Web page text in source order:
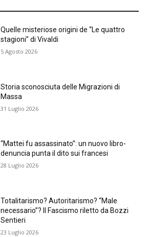
Quelle misteriose origini de “Le quattro
stagioni” di Vivaldi
5 Agosto 2026
Storia sconosciuta delle Migrazioni di
Massa
31 Luglio 2026
“Mattei fu assassinato”: un nuovo libro-
denuncia punta il dito sui francesi
28 Luglio 2026
Totalitarismo? Autoritarismo? “Male
necessario”? Il Fascismo riletto da Bozzi
Sentieri
23 Luglio 2026